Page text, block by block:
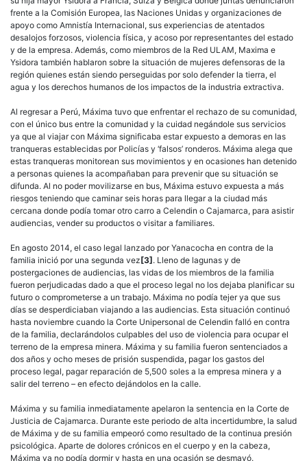
frente a la Comisión Europea, las Naciones Unidas y organizaciones de
apoyo como Amnistía Internacional, sus experiencias de atentados
desalojos forzosos, violencia física, y acoso por representantes del estado
y de la empresa. Además, como miembros de la Red ULAM, Maxima e
Ysidora también hablaron sobre la situación de mujeres defensoras de la
región quienes están siendo perseguidas por solo defender la tierra, el
agua y los derechos humanos de los impactos de la industria extractiva.
Al regresar a Perú, Máxima tuvo que enfrentar el rechazo de su comunidad,
con el único bus entre la comunidad y la cuidad negándole sus servicios
ya que al viajar con Máxima significaba estar expuesto a demoras en las
tranqueras establecidas por Policías y ‘falsos’ ronderos. Máxima alega que
estas tranqueras monitorean sus movimientos y en ocasiones han detenido
a personas quienes la acompañaban para prevenir que su situación se
difunda. Al no poder movilizarse en bus, Máxima estuvo expuesta a más
riesgos teniendo que caminar seis horas para llegar a la ciudad más
cercana donde podía tomar otro carro a Celendin o Cajamarca, para asistir
audiencias, vender su productos o visitar a familiares.
En agosto 2014, el caso legal lanzado por Yanacocha en contra de la
familia inició por una segunda vez[3]. Lleno de lagunas y de
postergaciones de audiencias, las vidas de los miembros de la familia
fueron perjudicadas dado a que el proceso legal no los dejaba planificar su
futuro o comprometerse a un trabajo. Máxima no podía tejer ya que sus
días se desperdiciaban viajando a las audiencias. Esta situación continuó
hasta noviembre cuando la Corte Unipersonal de Celendin falló en contra
de la familia, declarándolos culpables del uso de violencia para ocupar el
terreno de la empresa minera. Máxima y su familia fueron sentenciados a
dos años y ocho meses de prisión suspendida, pagar los gastos del
proceso legal, pagar reparación de 5,500 soles a la empresa minera y a
salir del terreno – en efecto dejándolos en la calle.
Máxima y su familia inmediatamente apelaron la sentencia en la Corte de
Justicia de Cajamarca. Durante este periodo de alta incertidumbre, la salud
de Máxima y de su familia empeoró como resultado de la continua presión
psicológica. Aparte de dolores crónicos en el cuerpo y en la cabeza,
Máxima ya no podía dormir y hasta en una ocasión se desmayó.